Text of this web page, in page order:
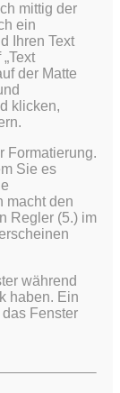
mittig der
ein
Ihren Text
der Matte
klicken,
Formatierung.
Sie es
macht den
Regler (5.) im
während
haben. Ein
das Fenster